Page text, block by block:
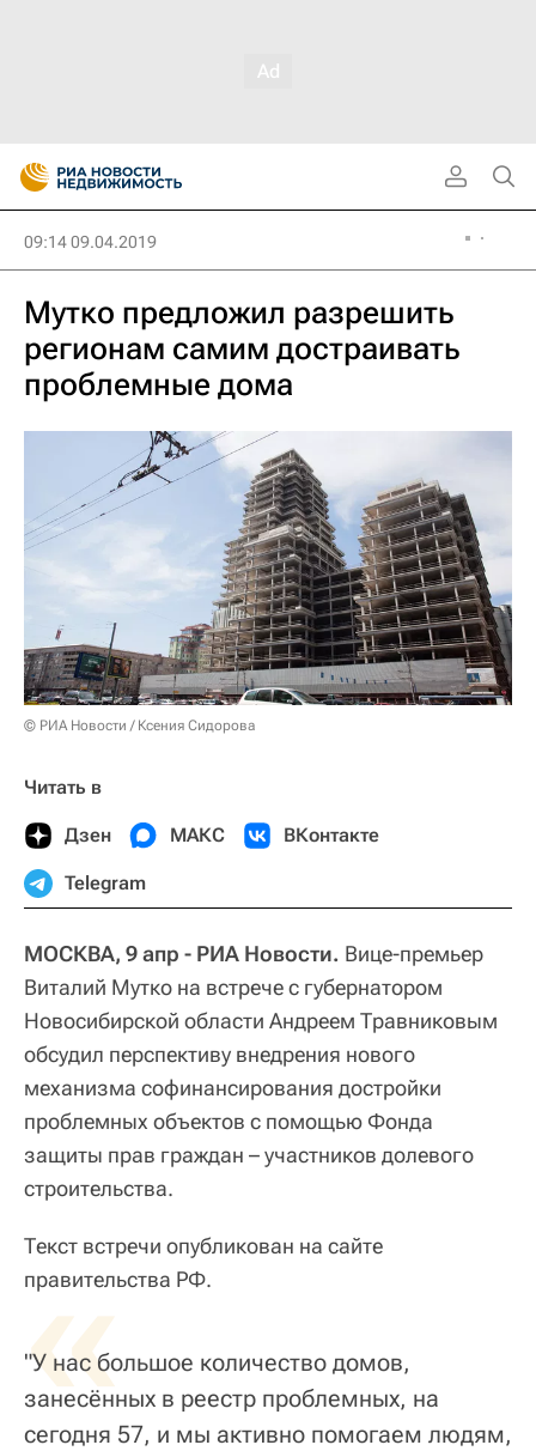
09:14 09.04.2019
Мутко предложил разрешить
регионам самим достраивать
проблемные дома
© РИА Новости / Ксения Сидорова
Читать в
Дзен МАКС ВКонтакте
Telegram
МОСКВА, 9 апр - РИА Новости. Вице-премьер
Виталий Мутко на встрече с губернатором
Новосибирской области Андреем Травниковым
обсудил перспективу внедрения нового
механизма софинансирования достройки
проблемных объектов с помощью Фонда
защиты прав граждан – участников долевого
строительства.
Текст встречи опубликован на сайте
правительства РФ.
«
"У нас большое количество домов,
занесённых в реестр проблемных, на
сегодня 57, и мы активно помогаем людям,